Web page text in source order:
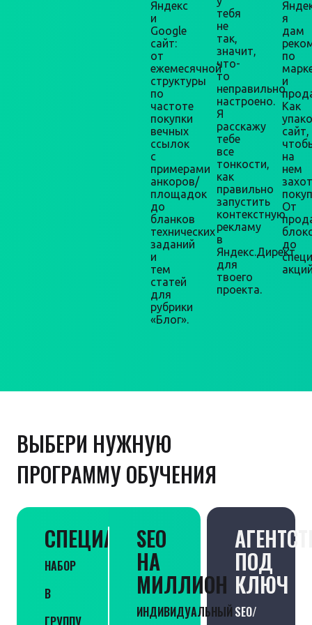
Яндекс
и
Google
сайт:
от
ежемесячной
структуры
по
частоте
покупки
вечных
ссылок
с
примерами
анкоров/
площадок
до
бланков
технических
заданий
и
тем
статей
для
рубрики
«Блог».
тебя
не
так,
значит,
что-
то
неправильно
настроено.
Я
расскажу
тебе
все
тонкости,
как
правильно
запустить
контекстную
рекламу
в
Яндекс.Директ
для
твоего
проекта.
я
дам
по
и
Как
сайт,
на
нем
От
до
ВЫБЕРИ НУЖНУЮ
ПРОГРАММУ ОБУЧЕНИЯ
СПЕЦИАЛИСТ
НАБОР
В
SEO
НА
МИЛЛИОН
ИНДИВИДУАЛЬНЫЙ
ПОД
КЛЮЧ
SEO/